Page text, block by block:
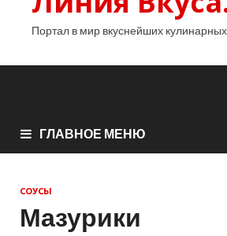
Портал в мир вкуснейших
ГЛАВНОЕ МЕНЮ
СОУСЫ
Мазурики